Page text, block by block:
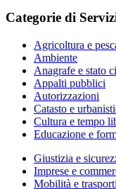
Categorie di
Agricoltura e
Ambiente
Anagrafe e stato
Appalti pubblici
Autorizzazioni
Catasto e
Cultura e tempo
Educazione e
Giustizia e
Imprese e
Mobilità e trasporti